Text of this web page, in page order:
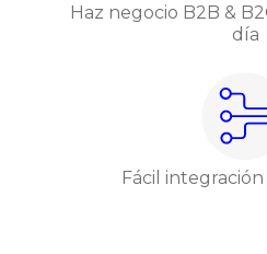
Haz negocio B2B &
día
Fácil